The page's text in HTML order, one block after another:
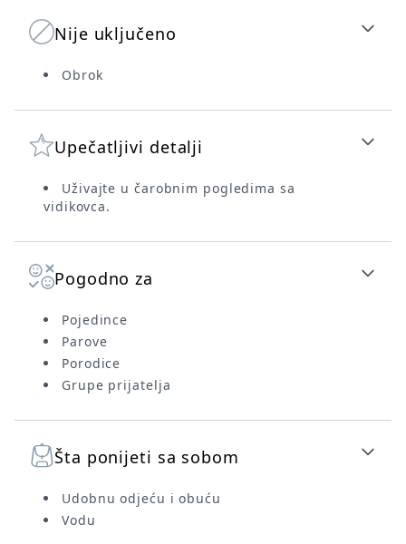
Nije uključeno
Obrok
Upečatljivi detalji
Uživajte u čarobnim pogledima sa
vidikovca.
Pogodno za
Pojedince
Parove
Porodice
Grupe prijatelja
Šta ponijeti sa sobom
Udobnu odjeću i obuću
Vodu